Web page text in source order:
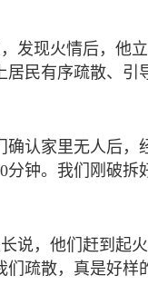
发现火情后，他
居民有序疏散、引
确认家里无人后
分钟。我们刚破
说，他们赶到起
疏散，真是好样